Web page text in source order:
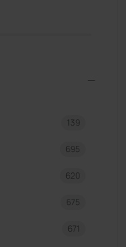
139
695
620
675
671